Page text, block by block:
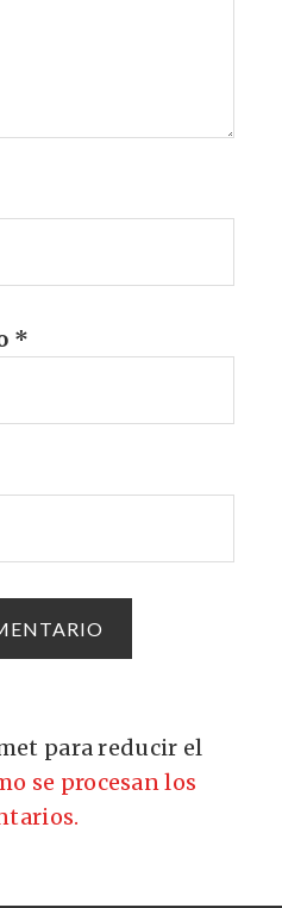
*
para reducir el
se procesan los